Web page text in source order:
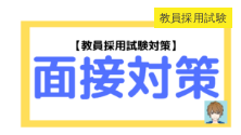
教員採用試験